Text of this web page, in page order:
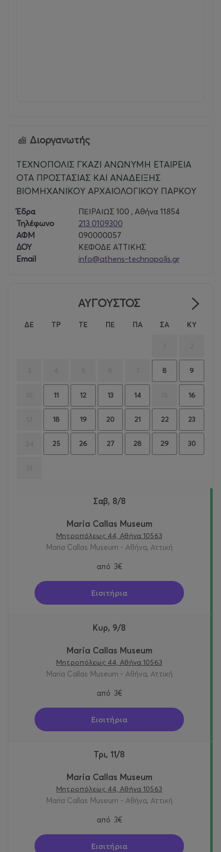
Διοργανωτής
ΤΕΧΝΟΠΟΛΙΣ ΓΚΑΖΙ ΑΝΩΝΥΜΗ ΕΤΑΙΡΕΙΑ
ΟΤΑ ΠΡΟΣΤΑΣΙΑΣ ΚΑΙ ΑΝΑΔΕΙΞΗΣ
ΒΙΟΜΗΧΑΝΙΚΟΥ ΑΡΧΑΙΟΛΟΓΙΚΟΥ ΠΑΡΚΟΥ
Έδρα
ΠΕΙΡΑΙΩΣ 100 , Αθήνα 11854
Τηλέφωνο
213 0109300
ΑΦΜ
090000057
ΔΟΥ
ΚΕΦΟΔΕ ΑΤΤΙΚΗΣ
Email
info@athens-technopolis.gr
ΑΥΓΟΥΣΤΟΣ
ΔΕ ΤΡ ΤΕ ΠΕ ΠΑ ΣΑ ΚΥ
8 9
11 12 13 14 16
18 19 20 21 22 23
25 26 27 28 29 30
Σαβ, 8/8
Maria Callas Museum
Μητροπόλεως 44, Αθήνα 10563
Maria Callas Museum - Αθήνα, Αττική
από 3€
Εισιτήρια
Κυρ, 9/8
Maria Callas Museum
Μητροπόλεως 44, Αθήνα 10563
Maria Callas Museum - Αθήνα, Αττική
από 3€
Εισιτήρια
Τρι, 11/8
Maria Callas Museum
Μητροπόλεως 44, Αθήνα 10563
Maria Callas Museum - Αθήνα, Αττική
από 3€
Εισιτήρια